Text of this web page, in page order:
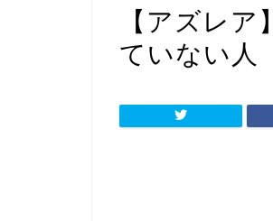
【アズレ
ていない